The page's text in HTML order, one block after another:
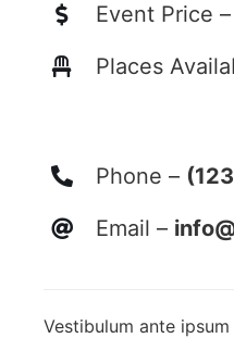
Event Price –
Places
Phone –
Email –
Vestibulum ante